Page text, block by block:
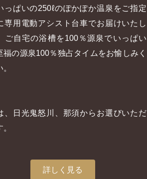
っぱいの250ℓのぽかぽか温泉をご指定
専用電動アシスト台車でお届けいたし
ご自宅の浴槽を100％源泉でいっぱい
福の源泉100％独占タイムをお愉しみく
、日光鬼怒川、那須からお選びいただ
詳しく見る